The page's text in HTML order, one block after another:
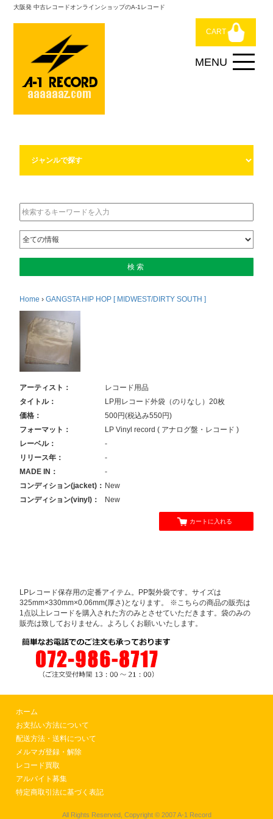
大阪発 中古レコードオンラインショップのA-1レコード
CART
Home ›GANGSTA HIP HOP [ MIDWEST/DIRTY SOUTH ]
アーティスト：
レコード用品
タイトル：
LP用レコード外袋（のりなし）20枚
価格：
500円(税込み550円)
フォーマット：
LP Vinyl record ( アナログ盤・レコード )
レーベル：
-
リリース年：
-
MADE IN：
-
コンディション(jacket)： New
コンディション(vinyl)：
New
カートに入れる
LPレコード保存用の定番アイテム。PP製外袋です。サイズは
325mm×330mm×0.06mm(厚さ)となります。 ※こちらの商品の販売は
1点以上レコードを購入された方のみとさせていただきます。袋のみの
販売は致しておりません。よろしくお願いいたします。
ホーム
お支払い方法について
配送方法・送料について
メルマガ登録・解除
レコード買取
アルバイト募集
特定商取引法に基づく表記
All Rights Reserved, Copyright © 2007 A-1 Record